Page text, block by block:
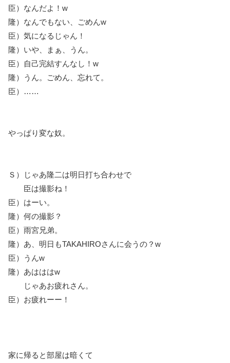
臣）なんだよ！w
隆）なんでもない、ごめんw
臣）気になるじゃん！
隆）いや、まぁ、うん。
臣）自己完結すんなし！w
隆）うん。ごめん、忘れて。
臣）……
やっぱり変な奴。
Ｓ）じゃあ隆二は明日打ち合わせで
臣は撮影ね！
臣）はーい。
隆）何の撮影？
臣）雨宮兄弟。
隆）あ、明日もTAKAHIROさんに会うの？w
臣）うんw
隆）あはははw
じゃあお疲れさん。
臣）お疲れーー！
家に帰ると部屋は暗くて